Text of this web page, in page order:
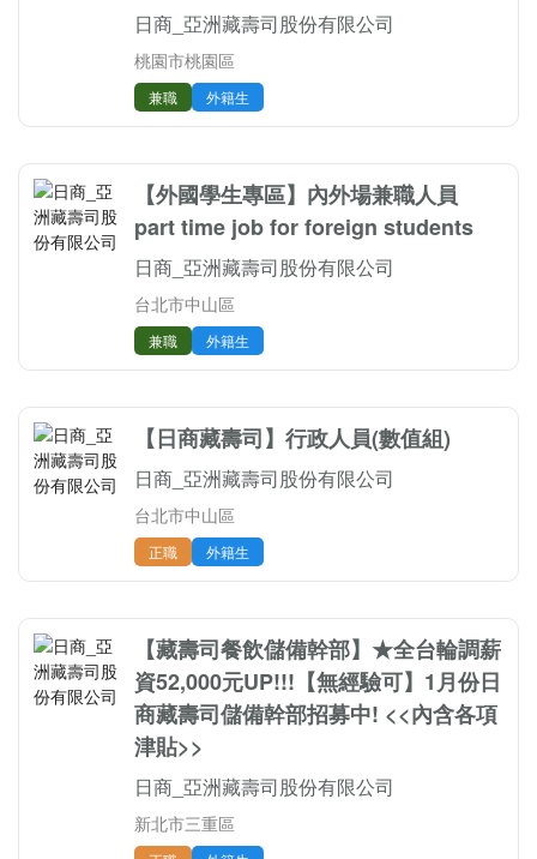
日商_亞洲藏壽司股份有限公司
桃園市桃園區
兼職 外籍生
【外國學生專區】內外場兼職人員
part time job for foreign students
日商_亞洲藏壽司股份有限公司
台北市中山區
兼職 外籍生
【日商藏壽司】行政人員(數值組)
日商_亞洲藏壽司股份有限公司
台北市中山區
正職 外籍生
【藏壽司餐飲儲備幹部】★全台輪調薪
資52,000元UP!!!【無經驗可】1月份日
商藏壽司儲備幹部招募中! <<內含各項
津貼>>
日商_亞洲藏壽司股份有限公司
新北市三重區